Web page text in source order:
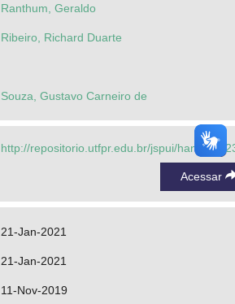
Ranthum, Geraldo
Ribeiro, Richard Duarte
Souza, Gustavo Carneiro de
http://repositorio.utfpr.edu.br/jspui/handle/1/
Acessar
21-Jan-2021
21-Jan-2021
11-Nov-2019